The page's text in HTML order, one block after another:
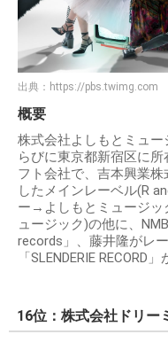
出典： https://pbs.twimg.com
概要
株式会社よしもとミュ
らびに東京都新宿区に
フト会社で、吉本興業
したメインレーベル(R
ー→よしもとミュージッ
ュージック)の他に、
records」、藤井隆がレ
「SLENDERIE RECORD
16位：株式会社ドリー